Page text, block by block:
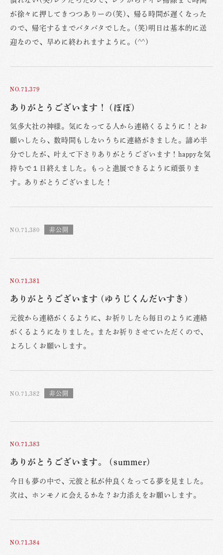
が徐々に押してきつつありーの(笑)、帰る時間が遅くなった
ので、帰宅するまでバタバタでした。(笑)明日は基本的に送
迎なので、早めに終われますように。(^^)
NO.71,379
ありがとうございます！ (ぽぽ)
気多大社の神様。気になってる人から連絡くるように！とお
願いしたら、数時間もしないうちに連絡がきました。諦め半
分でしたが、叶えて下さりありがとうございます！happyな気
持ちで１日終えました。もっと進展できるように頑張りま
す。ありがとうございました！
NO.71,380
NO.71,381
ありがとうございます (ゆうじくんだいすき)
元彼から連絡がくるように、お祈りしたら毎日のように連絡
がくるようになりました。またお祈りさせていただくので、
よろしくお願いします。
NO.71,382
NO.71,383
ありがとうございます。 (summer)
今日も夢の中で、元彼と私が仲良くなってる夢を見ました。
次は、ホンモノに会えるかな？お力添えをお願いします。
NO.71,384